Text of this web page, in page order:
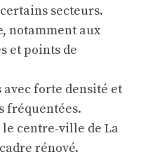
secteurs.
notamment aux
et points de
forte densité et
fréquentées.
le centre-ville de La
rénové.